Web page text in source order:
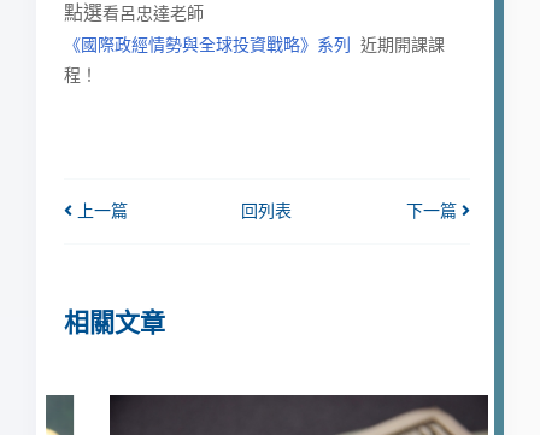
點選看呂忠達老師
《國際政經情勢與全球投資戰略》系列
近期開課課
程！
上一篇 回列表 下一篇
相關文章